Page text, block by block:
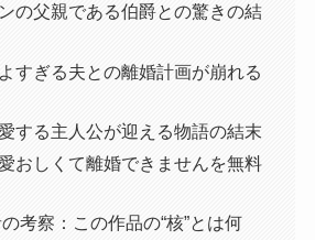
の父親である伯爵との驚きの結
すぎる夫との離婚計画が崩れる
する主人公が迎える物語の結末
おしくて離婚できませんを無料
考察：この作品の“核”とは何